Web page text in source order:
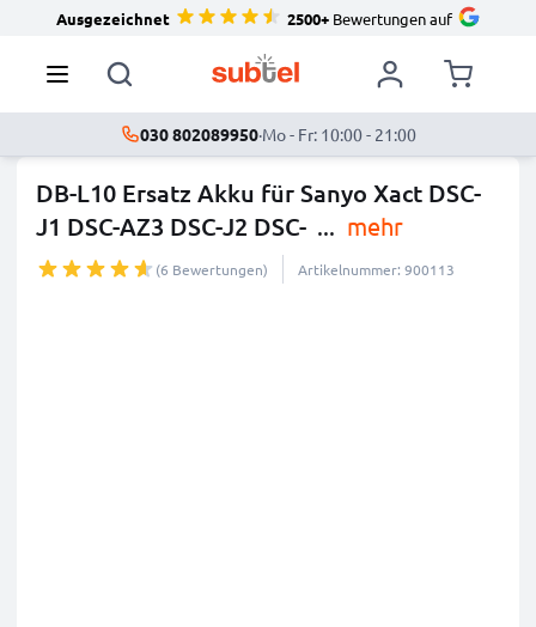
Ausgezeichnet 2500+Bewertungen auf
030 802089950·Mo - Fr: 10:00 - 21:00
DB-L10 Ersatz Akku für Sanyo Xact DSC-
J1 DSC-AZ3 DSC-J2 DSC- ... mehr
(6 Bewertungen) Artikelnummer: 900113